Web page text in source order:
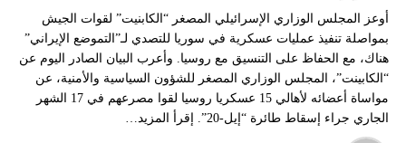
أوعز المجلس الوزاري الإسرائيلي المصغر “الكابنيت” لقوات الجيش
بمواصلة تنفيذ عمليات عسكرية في سوريا للتصدي لـ”التموضع الإيراني”
هناك، مع الحفاظ على التنسيق مع روسيا. وأعرب البيان الصادر اليوم عن
“الكابينت”، المجلس الوزاري المصغر للشؤون السياسية والأمنية، عن
مواساة أعضائه لأهالي 15 عسكريا روسيا لقوا مصرعهم في 17 الشهر
الجاري جراء إسقاط طائرة “إيل-20”. إقرأ المزيد…